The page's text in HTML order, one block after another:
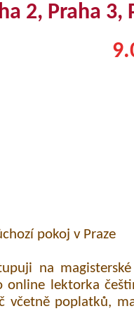
2, Praha 3,
pokoj v Praze
na
online lektorka
včetně poplatků,